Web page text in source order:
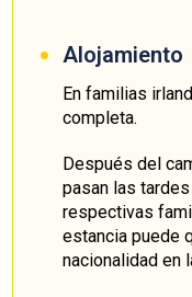
Alojamiento
En familias
completa.
Después del
pasan las
respectivas
estancia puede
nacionalidad en